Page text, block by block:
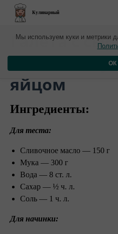
Кулинарный
Галета с
зелёным
яйцом
Ингредиенты:
Для теста:
Сливочное масло — 150 г
Мука — 300 г
Вода — 8 ст. л.
Сахар — ½ ч. л.
Соль — 1 ч. л.
Для начинки:
Мы используем куки и метрики
ОК